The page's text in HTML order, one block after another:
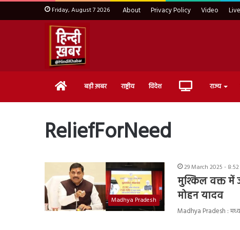
Friday, August 7 2026 About Privacy Policy Video
Home बड़ी ख़बर राष्ट्रीय विदेश Live राज्य
ReliefForNeed
Madhya Pradesh
29 March 2025 -
मुश्किल वक्त में
मोहन यादव
Madhya Pradesh :